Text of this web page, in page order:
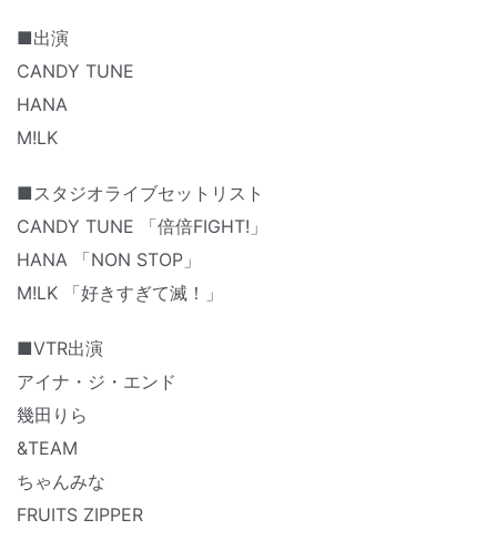
■出演
CANDY TUNE
HANA
M!LK
■スタジオライブセットリスト
CANDY TUNE 「倍倍FIGHT!」
HANA 「NON STOP」
M!LK 「好きすぎて滅！」
■VTR出演
アイナ・ジ・エンド
幾田りら
&TEAM
ちゃんみな
FRUITS ZIPPER